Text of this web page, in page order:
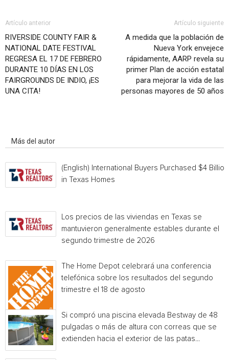
Artículo anterior
RIVERSIDE COUNTY FAIR &
NATIONAL DATE FESTIVAL
REGRESA EL 17 DE FEBRERO
DURANTE 10 DÍAS EN LOS
FAIRGROUNDS DE INDIO, ¡ES
UNA CITA!
Artículo siguiente
A medida que la población de
Nueva York envejece
rápidamente, AARP revela su
primer Plan de acción estatal
para mejorar la vida de las
personas mayores de 50 años
Más del autor
(English) International Buyers Purchased $4 Billion
in Texas Homes
Los precios de las viviendas en Texas se
mantuvieron generalmente estables durante el
segundo trimestre de 2026
The Home Depot celebrará una conferencia
telefónica sobre los resultados del segundo
trimestre el 18 de agosto
Si compró una piscina elevada Bestway de 48
pulgadas o más de altura con correas que se
extienden hacia el exterior de las patas...